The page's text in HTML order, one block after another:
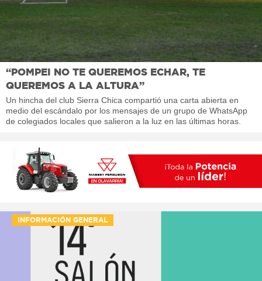
“POMPEI NO TE QUEREMOS ECHAR, TE
QUEREMOS A LA ALTURA”
Un hincha del club Sierra Chica compartió una carta abierta en
medio del escándalo por los mensajes de un grupo de WhatsApp
de colegiados locales que salieron a la luz en las últimas horas.
INFORMACIÓN GENERAL